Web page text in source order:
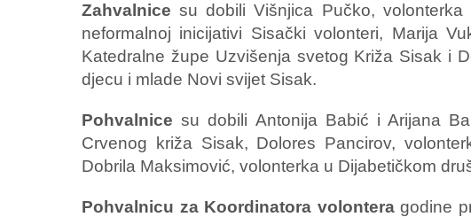
Zahvalnice su dobili Višnjica Pučko,
neformalnoj inicijativi Sisački volonteri, Marija
Katedralne župe Uzvišenja svetog Križa Sisak i
djecu i mlade Novi svijet Sisak.
Pohvalnice su dobili Antonija Babić i Arijana
Crvenog križa Sisak, Dolores Pancirov,
Dobrila Maksimović, volonterka u Dijabetičkom
Pohvalnicu za Koordinatora volonteragodine